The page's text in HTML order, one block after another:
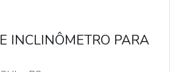
INCLINÔMETRO PARA